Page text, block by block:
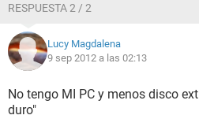
RESPUESTA 2 / 2
Lucy Magdalena
9 sep 2012 a las 02:13
No tengo MI PC y menos disco
duro"